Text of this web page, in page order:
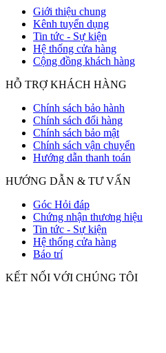
Giới thiệu chung
Kênh tuyển dụng
Tin tức - Sự kiện
Hệ thống cửa hàng
Cộng đồng khách hàng
HỖ TRỢ KHÁCH HÀNG
Chính sách bảo hành
Chính sách đổi hàng
Chính sách bảo mật
Chính sách vận chuyển
Hướng dẫn thanh toán
HƯỚNG DẪN & TƯ VẤN
Góc Hỏi đáp
Chứng nhận thương hiệu
Tin tức - Sự kiện
Hệ thống cửa hàng
Báo trí
KẾT NỐI VỚI CHÚNG TÔI